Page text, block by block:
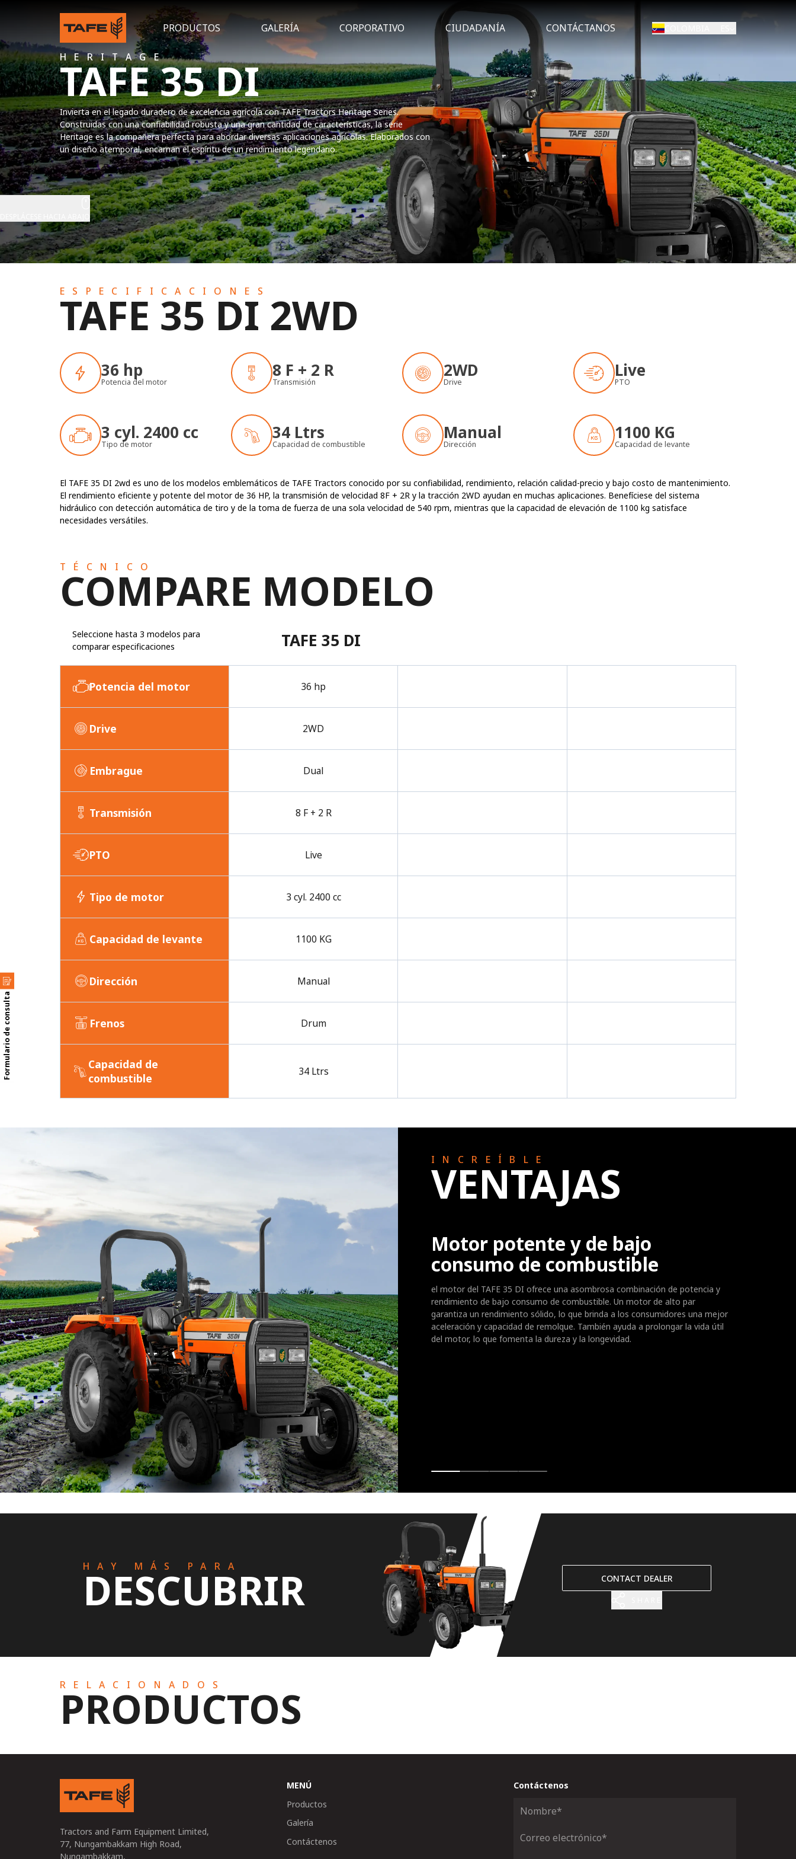
Formulario de consulta
PRODUCTOS GALERÍA CORPORATIVO CIUDADANÍA CONTÁCTANOS
HERITAGE
TAFE 35 DI
Invierta en el legado duradero de excelencia agrícola con TAFE Tractors Heritage Series.
Construidas con una confiabilidad robusta y una gran cantidad de características, la serie
Heritage es la compañera perfecta para abordar diversas aplicaciones agrícolas. Elaborados con
un diseño atemporal, encarnan el espíritu de un rendimiento legendario.
ESPECIFICACIONES
TAFE 35 DI 2WD
36 hp
Potencia del motor
8 F + 2 R
Transmisión
2WD
Drive
Live
PTO
3 cyl. 2400 cc
Tipo de motor
34 Ltrs
Capacidad de combustible
Manual
Dirección
1100 KG
Capacidad de levante
El TAFE 35 DI 2wd es uno de los modelos emblemáticos de TAFE Tractors conocido por su confiabilidad, rendimiento, relación calidad-precio y bajo costo de mantenimiento.
El rendimiento eficiente y potente del motor de 36 HP, la transmisión de velocidad 8F + 2R y la tracción 2WD ayudan en muchas aplicaciones. Benefíciese del sistema
hidráulico con detección automática de tiro y de la toma de fuerza de una sola velocidad de 540 rpm, mientras que la capacidad de elevación de 1100 kg satisface
necesidades versátiles.
TÉCNICO
COMPARE MODELO
Seleccione hasta 3 modelos para
comparar especificaciones
TAFE 35 DI
Potencia del motor 36 hp
Drive 2WD
Embrague Dual
Transmisión 8 F + 2 R
PTO Live
Tipo de motor 3 cyl. 2400 cc
Capacidad de levante 1100 KG
Dirección Manual
Frenos Drum
Capacidad de
combustible
34 Ltrs
INCREÍBLE
VENTAJAS
Motor potente y de bajo
consumo de combustible
el motor del TAFE 35 DI ofrece una asombrosa combinación de potencia y
rendimiento de bajo consumo de combustible. Un motor de alto par
garantiza un rendimiento sólido, lo que brinda a los consumidores una mejor
aceleración y capacidad de remolque. También ayuda a prolongar la vida útil
del motor, lo que fomenta la dureza y la longevidad.
HAY MÁS PARA
DESCUBRIR CONTACT DEALER
RELACIONADOS
PRODUCTOS
Tractors and Farm Equipment Limited,
77, Nungambakkam High Road,
Nungambakkam,
Contáctenos
MENÚ
Productos
Galería
Contáctenos